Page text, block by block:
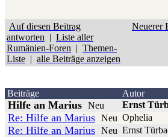
Auf diesen Beitrag
antworten | Liste aller
Rumänien-Foren | Themen-
Liste | alle Beiträge anzeigen
Neuerer
Beiträge Autor
Hilfe an Marius Neu Ernst
Re: Hilfe an Marius Neu Ophelia
Re: Hilfe an Marius Neu Ernst